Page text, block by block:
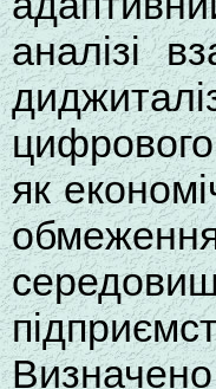
аналізі
цифрового
як
Визначено